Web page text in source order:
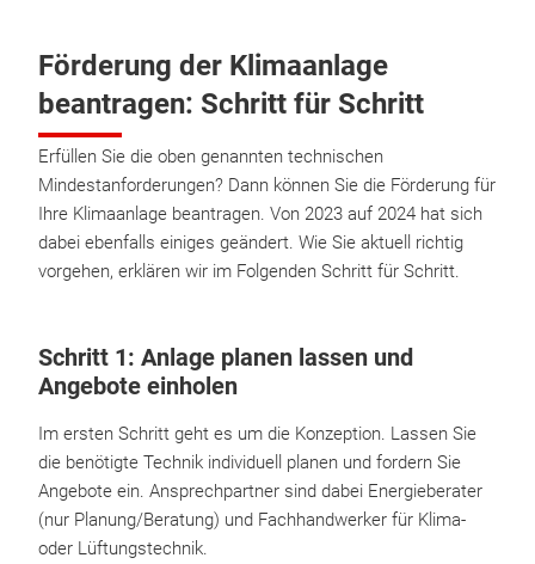
Förderung der Klimaanlage
beantragen: Schritt für Schritt
Erfüllen Sie die oben genannten technischen
Mindestanforderungen? Dann können Sie die Förderung für
Ihre Klimaanlage beantragen. Von 2023 auf 2024 hat sich
dabei ebenfalls einiges geändert. Wie Sie aktuell richtig
vorgehen, erklären wir im Folgenden Schritt für Schritt.
Schritt 1: Anlage planen lassen und
Angebote einholen
Im ersten Schritt geht es um die Konzeption. Lassen Sie
die benötigte Technik individuell planen und fordern Sie
Angebote ein. Ansprechpartner sind dabei Energieberater
(nur Planung/Beratung) und Fachhandwerker für Klima-
oder Lüftungstechnik.